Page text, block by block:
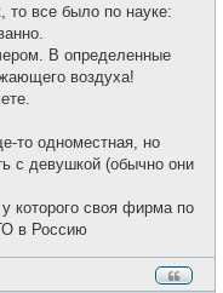
то все было по науке:
В определенные
воздуха!
то одноместная, но
с девушкой (обычно они
которого своя фирма по
в Россию